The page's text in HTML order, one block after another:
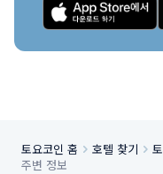
토요코인 홈 호텔 찾기
주변 정보